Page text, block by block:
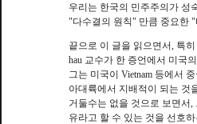
우리는 한국의 민주주의가 성
"다수결의 원칙" 만큼 중요한
끝으로 이 글을 읽으면서, 특
hau 교수가 한 증언에서 미국
그는 미국이 Vietnam 등에서
아대륙에서 지배적이 되는 것
거둘수는 없을 것으로 보면서
유라고 할 수 있는 것을 선호